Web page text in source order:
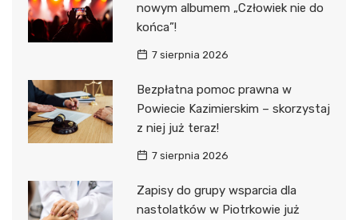
nowym albumem „Człowiek nie do
końca”!
7 sierpnia 2026
Bezpłatna pomoc prawna w
Powiecie Kazimierskim – skorzystaj
z niej już teraz!
7 sierpnia 2026
Zapisy do grupy wsparcia dla
nastolatków w Piotrkowie już